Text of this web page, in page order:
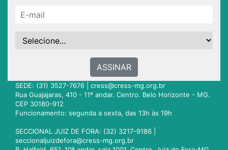
ASSINAR
SEDE: (31) 3527-7676 | cress@cress-mg.org.br
Rua Guajajaras, 410 - 11º andar. Centro. Belo Horizonte - MG.
CEP 30180-912
Funcionamento: segunda a sexta, das 13h às 19h
SECCIONAL JUIZ DE FORA: (32) 3217-9186 |
seccionaljuizdefora@cress-mg.org.br